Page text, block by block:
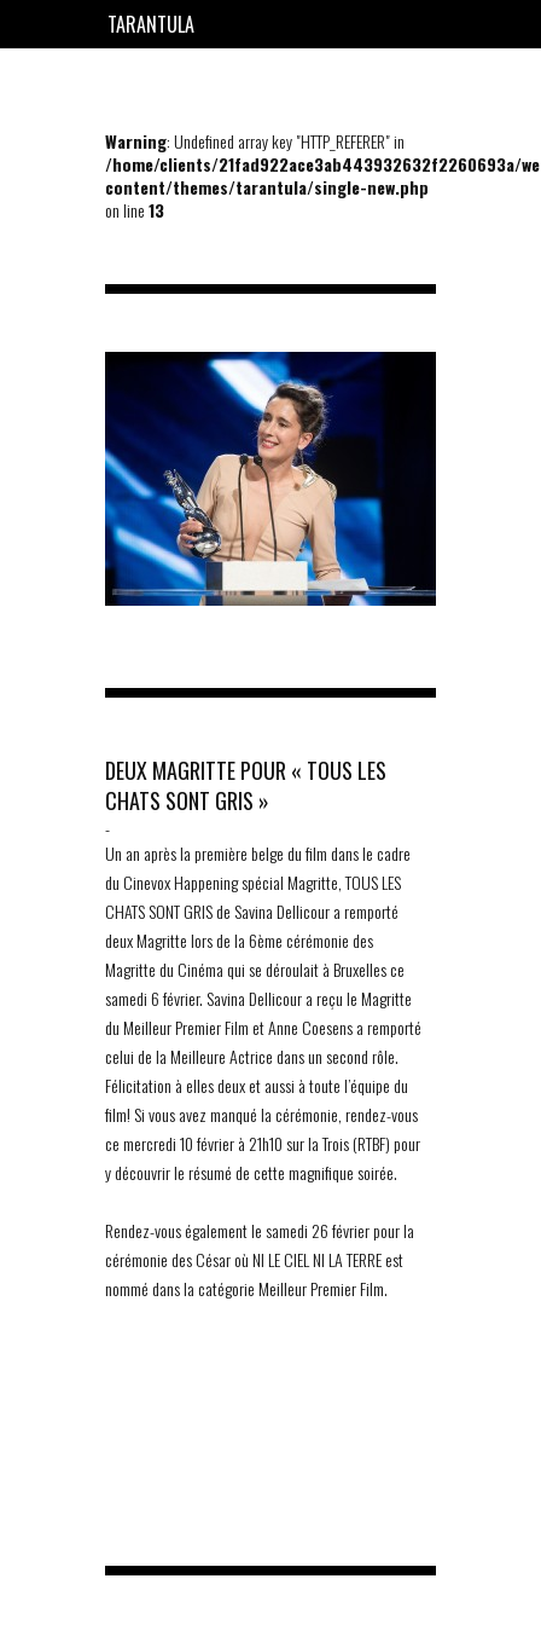
TARANTULA
Warning: Undefined array key "HTTP_REFERER" in
/home/clients/21fad922ace3ab443932632f2260693a/
content/themes/tarantula/single-new.php
on line13
DEUX MAGRITTE POUR « TOUS LES
CHATS SONT GRIS »
-
Un an après la première belge du film dans le cadre
du Cinevox Happening spécial Magritte, TOUS LES
CHATS SONT GRIS de Savina Dellicour a remporté
deux Magritte lors de la 6ème cérémonie des
Magritte du Cinéma qui se déroulait à Bruxelles ce
samedi 6 février. Savina Dellicour a reçu le Magritte
du Meilleur Premier Film et Anne Coesens a remporté
celui de la Meilleure Actrice dans un second rôle.
Félicitation à elles deux et aussi à toute l’équipe du
film! Si vous avez manqué la cérémonie, rendez-vous
ce mercredi 10 février à 21h10 sur la Trois (RTBF) pour
y découvrir le résumé de cette magnifique soirée.
Rendez-vous également le samedi 26 février pour la
cérémonie des César où NI LE CIEL NI LA TERRE est
nommé dans la catégorie Meilleur Premier Film.